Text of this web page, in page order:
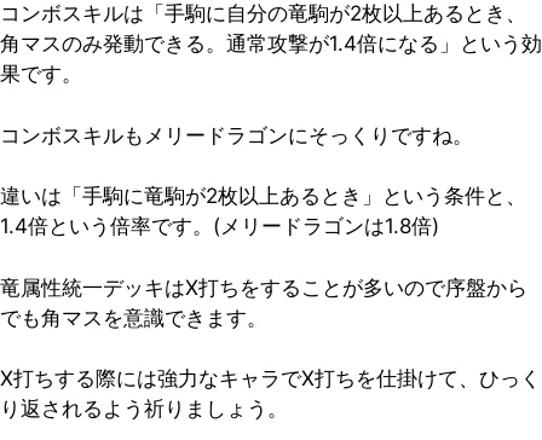
コンボスキルは「手駒に自分の竜駒が2枚以上あるとき、
角マスのみ発動できる。通常攻撃が1.4倍になる」という効
果です。
コンボスキルもメリードラゴンにそっくりですね。
違いは「手駒に竜駒が2枚以上あるとき」という条件と、
1.4倍という倍率です。(メリードラゴンは1.8倍)
竜属性統一デッキはX打ちをすることが多いので序盤から
でも角マスを意識できます。
X打ちする際には強力なキャラでX打ちを仕掛けて、ひっく
り返されるよう祈りましょう。